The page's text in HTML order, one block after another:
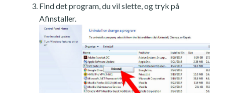
Find det program, du vil slette, og tryk på
Afinstaller.